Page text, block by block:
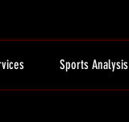
Sports Analysis